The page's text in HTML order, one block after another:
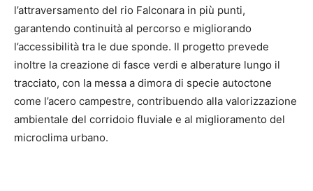
l’attraversamento del rio Falconara in più punti,
garantendo continuità al percorso e migliorando
l’accessibilità tra le due sponde. Il progetto prevede
inoltre la creazione di fasce verdi e alberature lungo il
tracciato, con la messa a dimora di specie autoctone
come l’acero campestre, contribuendo alla valorizzazione
ambientale del corridoio fluviale e al miglioramento del
microclima urbano.